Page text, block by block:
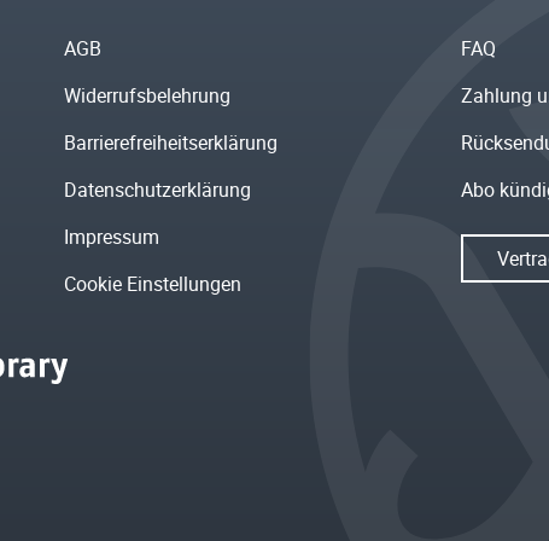
AGB
Widerrufsbelehrung
Barrierefreiheitserklärung
Datenschutzerklärung
Impressum
Cookie Einstellungen
FAQ
Zahlung
Abo